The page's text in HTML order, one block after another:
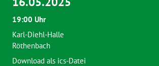
19:00 Uhr
Karl-Diehl-Halle
Röthenbach
Download als ics-Datei